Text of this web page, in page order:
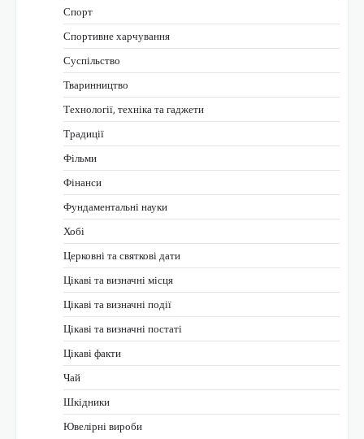
Спорт
Спортивне харчування
Суспільство
Тваринництво
Технології, техніка та гаджети
Традиції
Фільми
Фінанси
Фундаментальні науки
Хобі
Церковні та святкові дати
Цікаві та визначні місця
Цікаві та визначні події
Цікаві та визначні постаті
Цікаві факти
Чай
Шкідники
Ювелірні вироби